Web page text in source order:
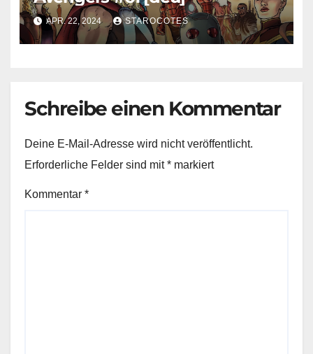
APR. 22, 2024 STAROCOTES
Schreibe einen Kommentar
Deine E-Mail-Adresse wird nicht veröffentlicht.
Erforderliche Felder sind mit* markiert
Kommentar *